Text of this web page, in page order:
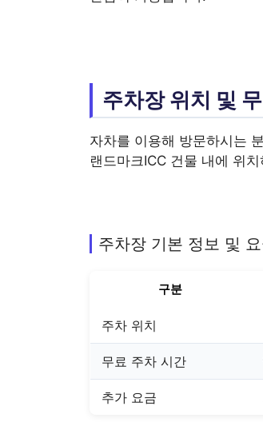
주차장 위치 및
자차를 이용해 방문하시는
랜드마크ICC 건물 내에 위
주차장 기본 정보 및
구분
주차 위치
무료 주차 시간
추가 요금